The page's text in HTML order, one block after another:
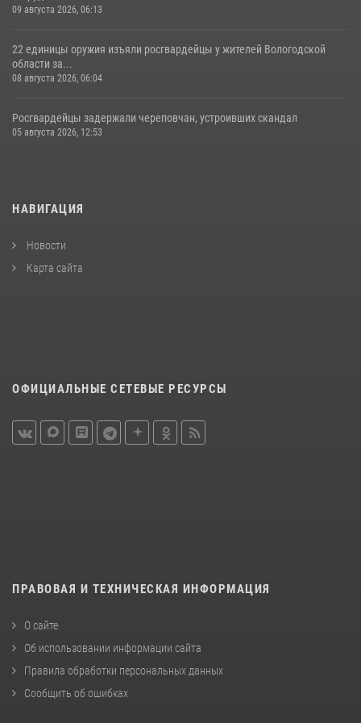
09 августа 2026, 06:13
22 единицы оружия изъяли росгвардейцы у жителей Вологодской
области за...
08 августа 2026, 06:04
Росгвардейцы задержали череповчан, устроивших скандал
05 августа 2026, 12:53
НАВИГАЦИЯ
Новости
Карта сайта
ОФИЦИАЛЬНЫЕ СЕТЕВЫЕ РЕСУРСЫ
ПРАВОВАЯ И ТЕХНИЧЕСКАЯ ИНФОРМАЦИЯ
О сайте
Об использовании информации сайта
Правила обработки персональных данных
Сообщить об ошибках